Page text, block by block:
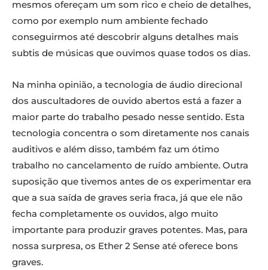
mesmos ofereçam um som rico e cheio de detalhes,
como por exemplo num ambiente fechado
conseguirmos até descobrir alguns detalhes mais
subtis de músicas que ouvimos quase todos os dias.
Na minha opinião, a tecnologia de áudio direcional
dos auscultadores de ouvido abertos está a fazer a
maior parte do trabalho pesado nesse sentido. Esta
tecnologia concentra o som diretamente nos canais
auditivos e além disso, também faz um ótimo
trabalho no cancelamento de ruído ambiente. Outra
suposição que tivemos antes de os experimentar era
que a sua saída de graves seria fraca, já que ele não
fecha completamente os ouvidos, algo muito
importante para produzir graves potentes. Mas, para
nossa surpresa, os Ether 2 Sense até oferece bons
graves.